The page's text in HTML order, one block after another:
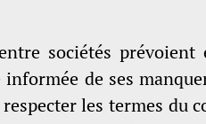
sociétés
de ses
les termes du